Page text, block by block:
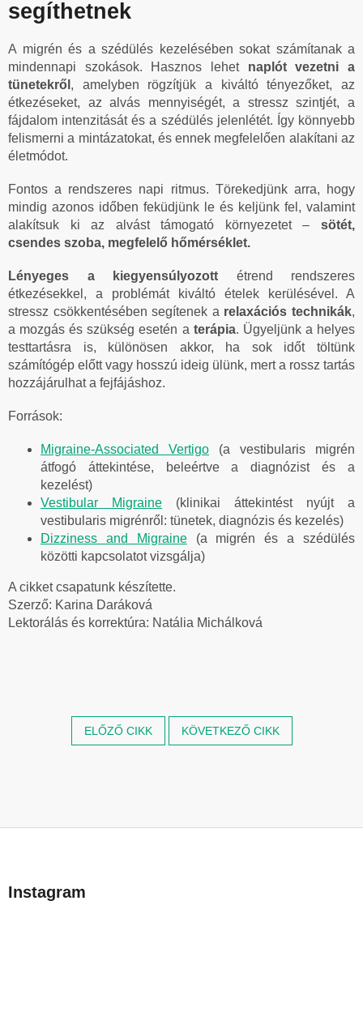
segíthetnek
A migrén és a szédülés kezelésében sokat számítanak a
mindennapi szokások. Hasznos lehet naplót vezetni a
tünetekről , amelyben rögzítjük a kiváltó tényezőket, az
étkezéseket, az alvás mennyiségét, a stressz szintjét, a
fájdalom intenzitását és a szédülés jelenlétét. Így könnyebb
felismerni a mintázatokat, és ennek megfelelően alakítani az
életmódot.
Fontos a rendszeres napi ritmus. Törekedjünk arra, hogy
mindig azonos időben feküdjünk le és keljünk fel, valamint
alakítsuk ki az alvást támogató környezetet – sötét,
csendes szoba, megfelelő hőmérséklet.
Lényeges a kiegyensúlyozott étrend rendszeres
étkezésekkel, a problémát kiváltó ételek kerülésével. A
stressz csökkentésében segítenek a relaxációs technikák,
a mozgás és szükség esetén a terápia. Ügyeljünk a helyes
testtartásra is, különösen akkor, ha sok időt töltünk
számítógép előtt vagy hosszú ideig ülünk, mert a rossz tartás
hozzájárulhat a fejfájáshoz.
Források:
Migraine-Associated Vertigo (a vestibularis migrén
átfogó áttekintése, beleértve a diagnózist és a
kezelést)
Vestibular Migraine (klinikai áttekintést nyújt a
vestibularis migrénről: tünetek, diagnózis és kezelés)
Dizziness and Migraine(a migrén és a szédülés
közötti kapcsolatot vizsgálja)
A cikket csapatunk készítette.
Szerző: Karina Daráková
Lektorálás és korrektúra: Natália Michálková
ELŐZŐ CIKK KÖVETKEZŐ CIKK
bInstagram